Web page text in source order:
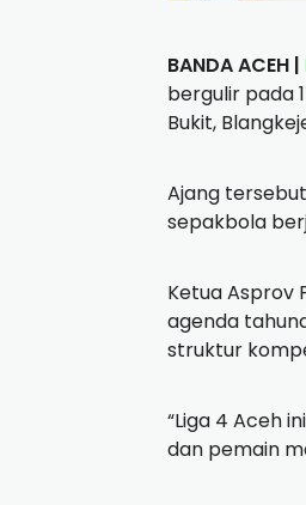
BANDA ACEH |
bergulir pada
Bukit,
Ajang
sepakbola
Ketua Asprov
agenda
struktur
“Liga 4 Aceh
dan pemain